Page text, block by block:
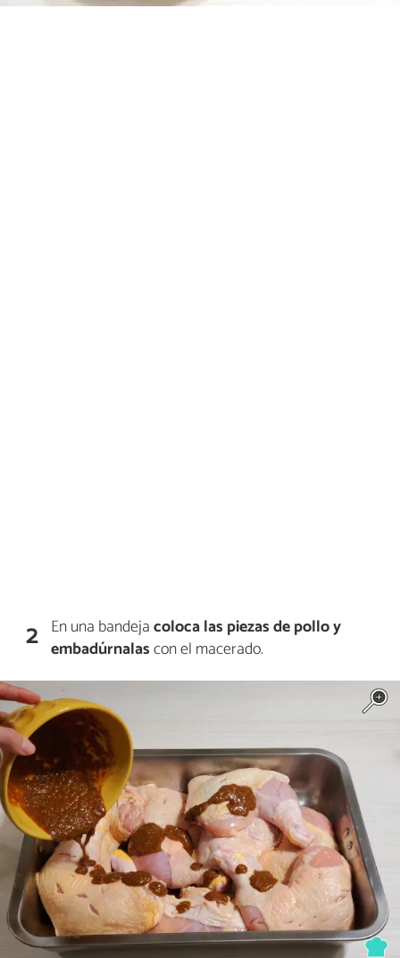
2 En una bandejacoloca las piezas de pollo y
embadúrnalascon el macerado.